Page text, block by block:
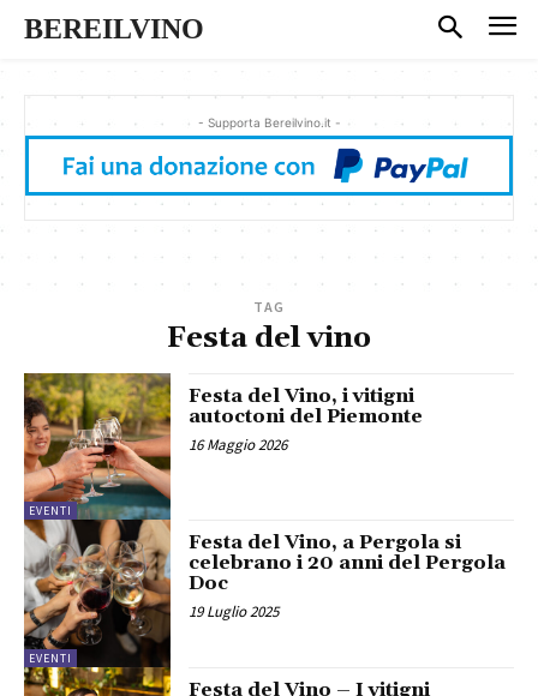
BEREILVINO
- Supporta Bereilvino.it -
TAG
Festa del vino
EVENTI
Festa del Vino, i vitigni
autoctoni del Piemonte
16 Maggio 2026
EVENTI
Festa del Vino, a Pergola si
celebrano i 20 anni del Pergola
Doc
19 Luglio 2025
Festa del Vino – I vitigni